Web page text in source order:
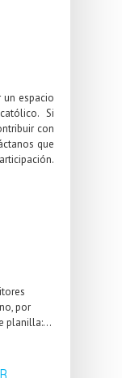
un espacio
Si
con
que
por
planilla:...